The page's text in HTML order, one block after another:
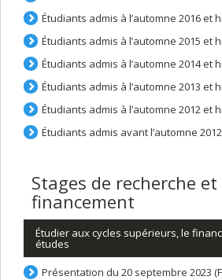
Étudiants admis à l’automne 2016 et
Étudiants admis à l’automne 2015 et
Étudiants admis à l’automne 2014 et
Étudiants admis à l’automne 2013 et
Étudiants admis à l’automne 2012 et
Étudiants admis avant l’automne 2012
Stages de recherche et
financement
Étudier aux cycles supérieurs, le
études
Présentation du 20 septembre 2023